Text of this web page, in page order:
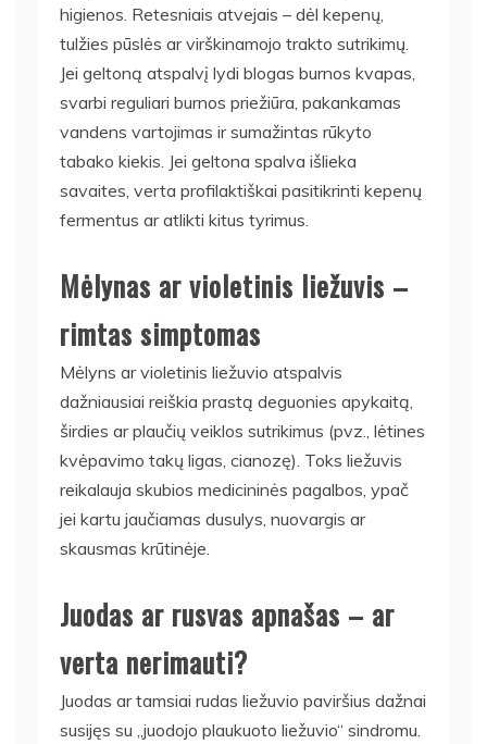
higienos. Retesniais atvejais – dėl kepenų,
tulžies pūslės ar virškinamojo trakto sutrikimų.
Jei geltoną atspalvį lydi blogas burnos kvapas,
svarbi reguliari burnos priežiūra, pakankamas
vandens vartojimas ir sumažintas rūkyto
tabako kiekis. Jei geltona spalva išlieka
savaites, verta profilaktiškai pasitikrinti kepenų
fermentus ar atlikti kitus tyrimus.
Mėlynas ar violetinis liežuvis –
rimtas simptomas
Mėlyns ar violetinis liežuvio atspalvis
dažniausiai reiškia prastą deguonies apykaitą,
širdies ar plaučių veiklos sutrikimus (pvz., lėtines
kvėpavimo takų ligas, cianozę). Toks liežuvis
reikalauja skubios medicininės pagalbos, ypač
jei kartu jaučiamas dusulys, nuovargis ar
skausmas krūtinėje.
Juodas ar rusvas apnašas – ar
verta nerimauti?
Juodas ar tamsiai rudas liežuvio paviršius dažnai
susijęs su „juodojo plaukuoto liežuvio“ sindromu.